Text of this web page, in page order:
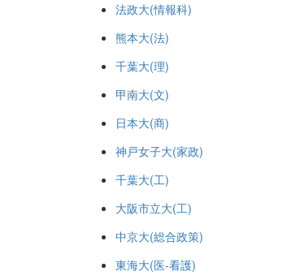
法政大(情報科)
熊本大(法)
千葉大(理)
甲南大(文)
日本大(商)
神戸女子大(家政)
千葉大(工)
大阪市立大(工)
中京大(総合政策)
東海大(医-看護)